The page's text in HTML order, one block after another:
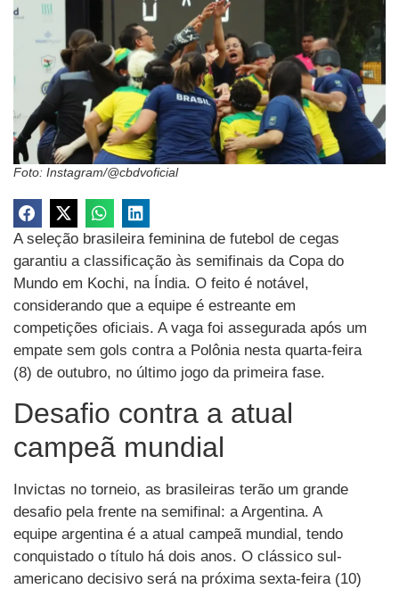
Foto: Instagram/@cbdvoficial
A seleção brasileira feminina de futebol de cegas
garantiu a classificação às semifinais da Copa do
Mundo em Kochi, na Índia. O feito é notável,
considerando que a equipe é estreante em
competições oficiais. A vaga foi assegurada após um
empate sem gols contra a Polônia nesta quarta-feira
(8) de outubro, no último jogo da primeira fase.
Desafio contra a atual
campeã mundial
Invictas no torneio, as brasileiras terão um grande
desafio pela frente na semifinal: a Argentina. A
equipe argentina é a atual campeã mundial, tendo
conquistado o título há dois anos. O clássico sul-
americano decisivo será na próxima sexta-feira (10)